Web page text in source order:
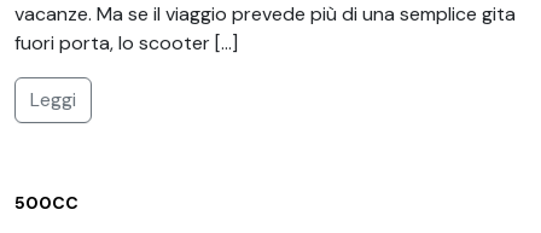
vacanze. Ma se il viaggio prevede più di una semplice gita
fuori porta, lo scooter […]
Leggi
500CC